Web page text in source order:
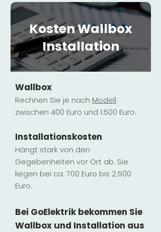
Kosten Wallbox
Installation
Wallbox
Rechnen Sie je nach Modell
zwischen 400 Euro und 1.500 Euro.
Installationskosten
Hängt stark von den
Gegebenheiten vor Ort ab. Sie
liegen bei ca. 700 Euro bis 2.500
Euro.
Bei GoElektrik bekommen Sie
Wallbox und Installation aus